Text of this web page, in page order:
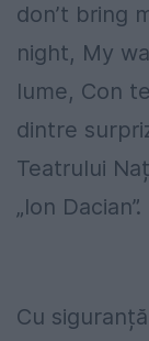
don’t bring
night, My
lume, Con
dintre
Teatrului
„Ion Dacian”.
Cu